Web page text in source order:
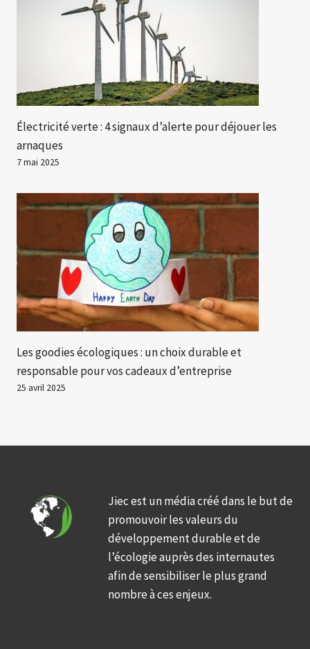
Électricité verte : 4 signaux d’alerte pour déjouer les
arnaques
7 mai 2025
Les goodies écologiques : un choix durable et
responsable pour vos cadeaux d’entreprise
25 avril 2025
Jiec est un média créé dans le but de
promouvoir les valeurs du
développement durable et de
l’écologie auprès des internautes
afin de sensibiliser le plus grand
nombre à ces enjeux.